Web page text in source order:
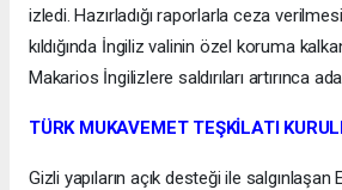
izledi. Hazırladığı raporlarla ceza
kıldığında İngiliz valinin özel koruma
Makarios İngilizlere saldırıları artırınca
TÜRK MUKAVEMET TEŞKİLATI
Gizli yapıların açık desteği ile salgınlaşan